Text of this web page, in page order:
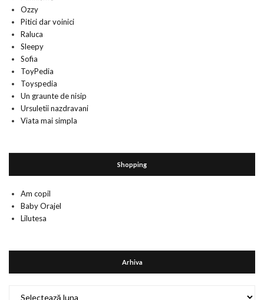
Ozzy
Pitici dar voinici
Raluca
Sleepy
Sofia
ToyPedia
Toyspedia
Un graunte de nisip
Ursuletii nazdravani
Viata mai simpla
Shopping
Am copil
Baby Orajel
Lilutesa
Arhiva